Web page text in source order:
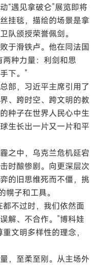
遇见拿破仑”展览即将
挂毯，描绘的场景是拿
队颁授荣誉佩剑。
滑铁卢。他在同法国
种力量：利剑和思
下。”
，习近平主席引用了
、跨时空、跨文明的教
种子在世界人民心中生
生长出一片又一片和平
中，乌克兰危机延宕
时酿惨剧。向更深层次
的旧思维死而不僵，挑
幌子和工具。
不过时，我们依然面
解、不合作。”博科娃
文明多样性的理念，
至柔至刚。从主场外